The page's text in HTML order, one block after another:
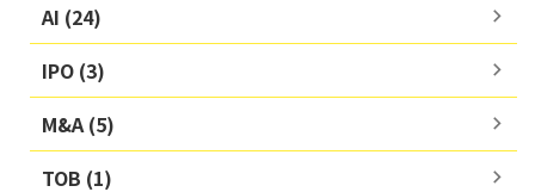
AI (24)
IPO (3)
M&A (5)
TOB (1)